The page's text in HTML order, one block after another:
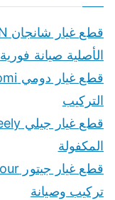
الأصلية صيانة فورية
التركيب
المكفولة
تركيب وصيانة